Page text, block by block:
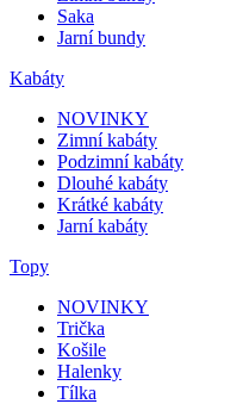
Saka
Jarní bundy
Kabáty
NOVINKY
Zimní kabáty
Podzimní kabáty
Dlouhé kabáty
Krátké kabáty
Jarní kabáty
Topy
NOVINKY
Trička
Košile
Halenky
Tílka